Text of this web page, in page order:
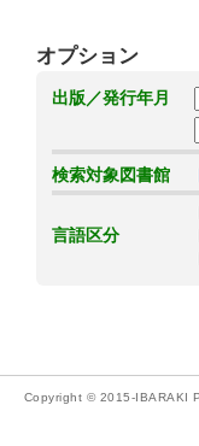
オプション
出版／発行年月
検索対象図書館
言語区分
Copyright © 2015-IBARAKI